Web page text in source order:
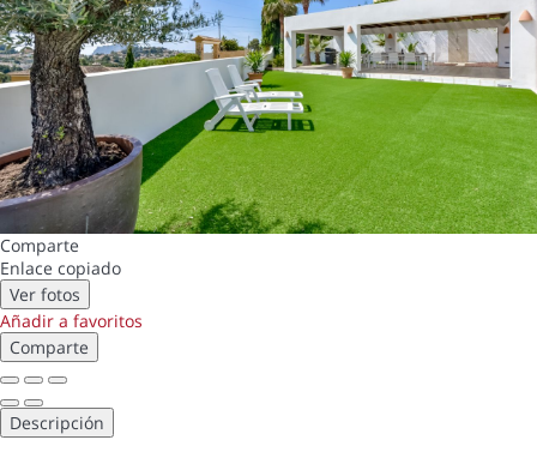
Comparte
Enlace copiado
Ver fotos
Añadir a favoritos
Comparte
Descripción